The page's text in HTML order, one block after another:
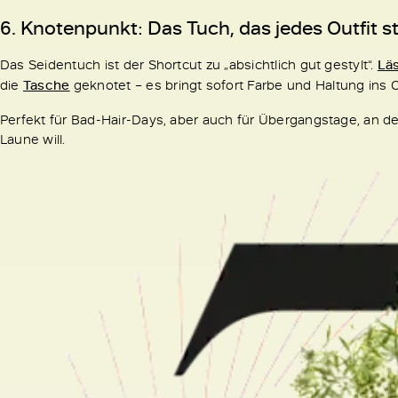
6. Knotenpunkt: Das Tuch, das jedes Outfit
Das Seidentuch ist der Shortcut zu „absichtlich gut gestylt“.
die Tasche geknotet – es bringt sofort Farbe und Haltung ins
Perfekt für Bad-Hair-Days, aber auch für Übergangstage, an
Laune will.